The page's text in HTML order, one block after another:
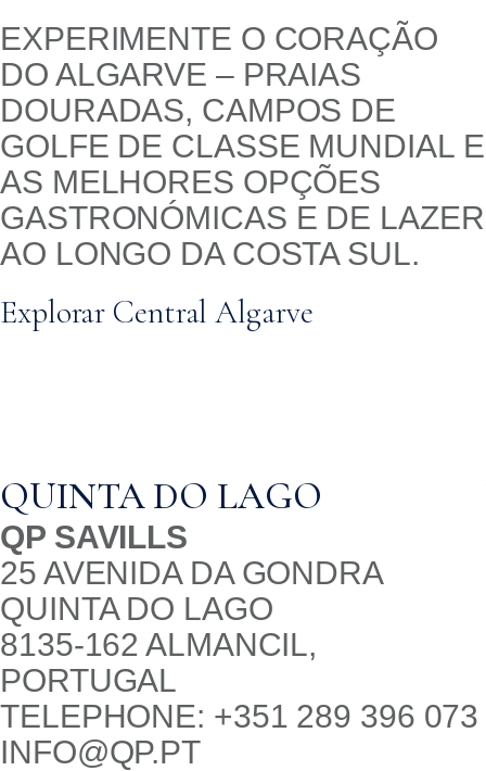
EXPERIMENTE O CORAÇÃO
DO ALGARVE – PRAIAS
DOURADAS, CAMPOS DE
GOLFE DE CLASSE MUNDIAL E
AS MELHORES OPÇÕES
GASTRONÓMICAS E DE LAZER
AO LONGO DA COSTA SUL.
Explorar Central Algarve
QUINTA DO LAGO
QP SAVILLS
25 AVENIDA DA GONDRA
QUINTA DO LAGO
8135-162 ALMANCIL,
PORTUGAL
TELEPHONE: +351 289 396 073
INFO@QP.PT